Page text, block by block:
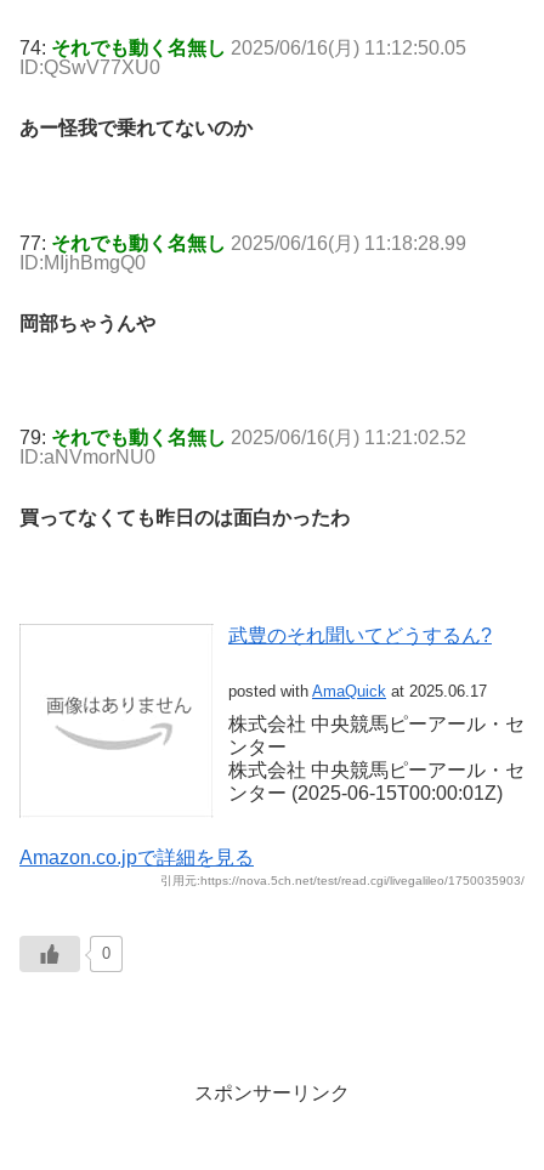
74: それでも動く名無し 2025/06/16(月) 11:12:50.05
ID:QSwV77XU0
あー怪我で乗れてないのか
77: それでも動く名無し 2025/06/16(月) 11:18:28.99
ID:MIjhBmgQ0
岡部ちゃうんや
79: それでも動く名無し 2025/06/16(月) 11:21:02.52
ID:aNVmorNU0
買ってなくても昨日のは面白かったわ
武豊のそれ聞いてどうするん?
posted with AmaQuick at 2025.06.17
株式会社 中央競馬ピーアール・セ
ンター
株式会社 中央競馬ピーアール・セ
ンター (2025-06-15T00:00:01Z)
Amazon.co.jpで詳細を見る
引用元:https://nova.5ch.net/test/read.cgi/livegalileo/1750035903/
0
スポンサーリンク